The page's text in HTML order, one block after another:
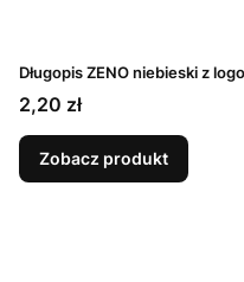
Długopis ZENO niebieski z logo
Cena
2,20 zł
Zobacz produkt